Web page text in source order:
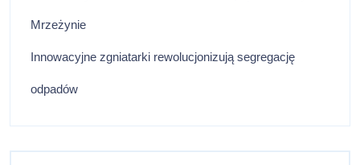
Mrzeżynie
Innowacyjne zgniatarki rewolucjonizują segregację
odpadów